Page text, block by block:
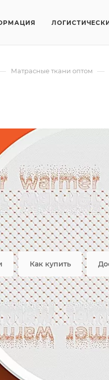
Матрасные ткани оптом —
BANT1 обеспечивает
тепло благодаря
Как купить
ваш внутренний